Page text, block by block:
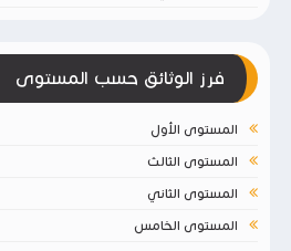
فرز الوثائق حسب المستوى
المستوى الأول
المستوى الثالث
المستوى الثاني
المستوى الخامس